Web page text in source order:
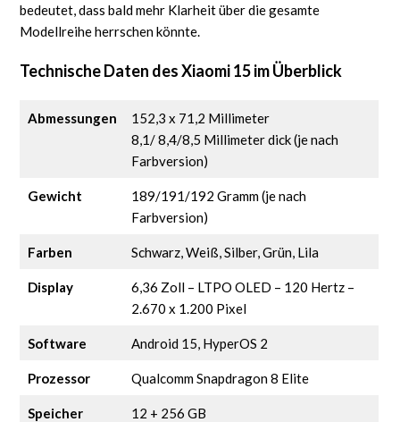
bedeutet, dass bald mehr Klarheit über die gesamte
Modellreihe herrschen könnte.
Technische Daten des Xiaomi 15 im Überblick
Abmessungen
152,3 x 71,2 Millimeter
8,1/ 8,4/8,5 Millimeter dick (je nach
Farbversion)
Gewicht
189/191/192 Gramm (je nach
Farbversion)
Farben Schwarz, Weiß, Silber, Grün, Lila
Display
6,36 Zoll – LTPO OLED – 120 Hertz –
2.670 x 1.200 Pixel
Software Android 15, HyperOS 2
Prozessor Qualcomm Snapdragon 8 Elite
Speicher
12 + 256 GB